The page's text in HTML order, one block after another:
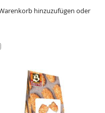
hinzuzufügen oder